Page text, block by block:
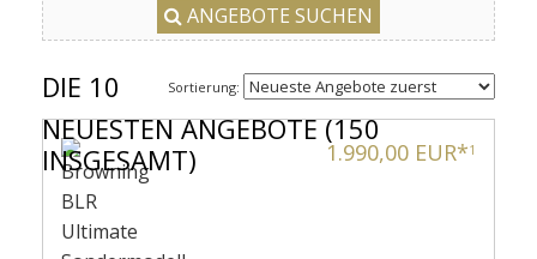
ANGEBOTE SUCHEN
Sortierung:
DIE 10
NEUESTEN ANGEBOTE (150
INSGESAMT)
1.990,00 EUR*1